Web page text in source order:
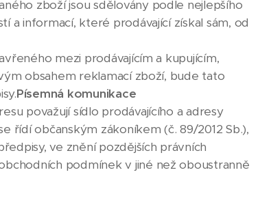
zboží jsou sdělovány podle nejlepšího
a informací, které prodávající získal sám, od
mezi prodávajícím a kupujícím,
obsahem reklamací zboží, bude tato
Písemná komunikace
považují sídlo prodávajícího a adresy
řídí občanským zákoníkem (č. 89/2012 Sb.),
ve znění pozdějších právních
podmínek v jiné než oboustranně